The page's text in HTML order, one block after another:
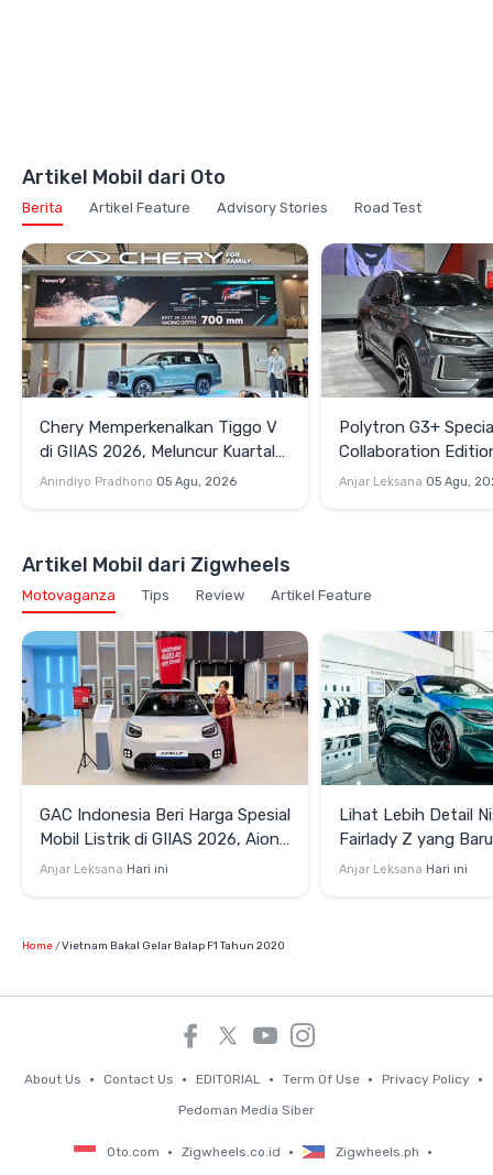
Artikel Mobil dari Oto
Berita Artikel Feature Advisory Stories Road Test
Chery Memperkenalkan Tiggo V
di GIIAS 2026, Meluncur Kuartal
Keempat
Anindiyo Pradhono 05 Agu, 2026
Polytron G3+
Collaboration
GIIAS 2026, Pakai
Anjar Leksana 05 Agu,
Artikel Mobil dari Zigwheels
Motovaganza Tips Review Artikel Feature
GAC Indonesia Beri Harga Spesial
Mobil Listrik di GIIAS 2026, Aion
UT Mulai Rp299 Juta
Anjar Leksana Hari ini
Lihat Lebih Detail
Fairlady Z yang
di GIIAS 2026
Anjar Leksana Hari ini
Home Vietnam Bakal Gelar Balap F1 Tahun 2020
About Us Contact Us EDITORIAL Term Of Use
Privacy Policy
Pedoman Media Siber
Oto.com Zigwheels.co.id Zigwheels.ph